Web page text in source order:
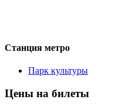
Станция метро
Парк культуры
Цены на билеты